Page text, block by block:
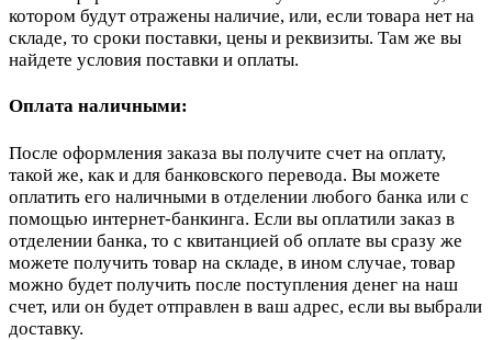
котором будут отражены наличие, или, если товара нет на
складе, то сроки поставки, цены и реквизиты. Там же вы
найдете условия поставки и оплаты.
Оплата наличными:
После оформления заказа вы получите счет на оплату,
такой же, как и для банковского перевода. Вы можете
оплатить его наличными в отделении любого банка или с
помощью интернет-банкинга. Если вы оплатили заказ в
отделении банка, то с квитанцией об оплате вы сразу же
можете получить товар на складе, в ином случае, товар
можно будет получить после поступления денег на наш
счет, или он будет отправлен в ваш адрес, если вы выбрали
доставку.